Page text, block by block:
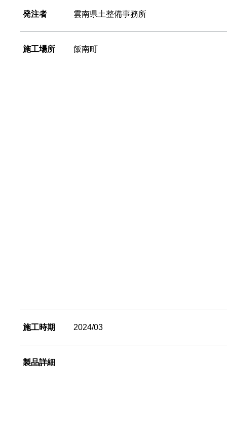
発注者 雲南県土整備事務所
施工場所 飯南町
施工時期 2024/03
製品詳細